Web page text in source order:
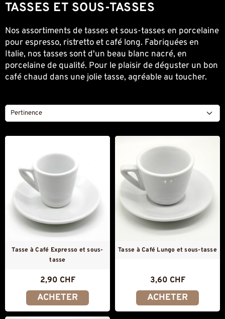
TASSES ET SOUS-TASSES
Nos assortiments de tasses et sous-tasses en porcelaine
pour espresso, ristretto et café long. Fabriquées en
Italie, nos tasses sont d'un beau blanc nacré, en
porcelaine de qualité. Pour le plaisir de déguster un bon
café chaud dans une jolie tasse, agréable au toucher.
Pertinence
Tasse à Café Expresso et sous-
tasse
2,90 CHF
ACHETER
Tasse à Café Lungo et sous-tasse
3,60 CHF
ACHETER